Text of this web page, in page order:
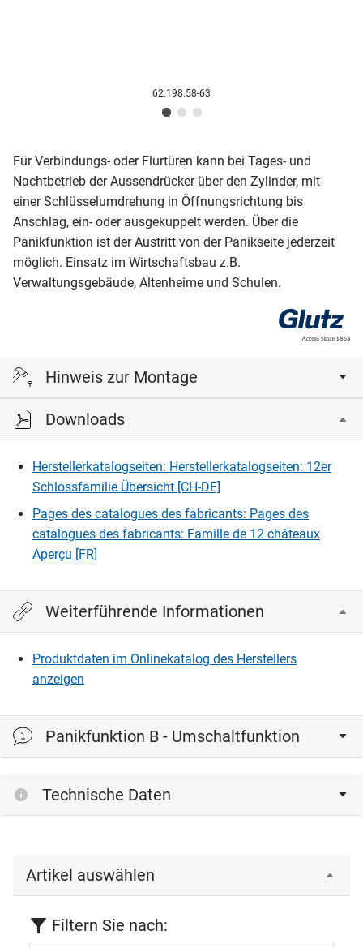
62.198.58-63
Für Verbindungs- oder Flurtüren kann bei Tages- und
Nachtbetrieb der Aussendrücker über den Zylinder, mit
einer Schlüsselumdrehung in Öffnungsrichtung bis
Anschlag, ein- oder ausgekuppelt werden. Über die
Panikfunktion ist der Austritt von der Panikseite jederzeit
möglich. Einsatz im Wirtschaftsbau z.B.
Verwaltungsgebäude, Altenheime und Schulen.
Hinweis zur Montage
Bei Einsteckschlössern für Panik- und Fluchttüren darf kein
Schliesszylinder mit Knauf oder Drehknopf eingebaut
werden und es darf kein Schlüssel im Schliesszylinder
stecken bleiben.
Downloads
Herstellerkatalogseiten: Herstellerkatalogseiten: 12er
Schlossfamilie Übersicht [CH-DE]
Pages des catalogues des fabricants: Pages des
catalogues des fabricants: Famille de 12 châteaux
Aperçu [FR]
Weiterführende Informationen
Produktdaten im Onlinekatalog des Herstellers
anzeigen
Panikfunktion B - Umschaltfunktion
Technische Daten
Artikel auswählen
Filtern Sie nach: